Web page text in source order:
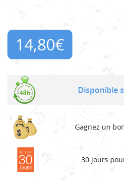
14,80€
Disponible
Gagnez un
30 jours